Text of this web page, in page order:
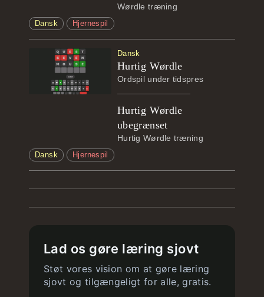
Wørdle træning
Dansk Hjernespil
Dansk
Hurtig Wørdle
Ordspil under tidspres
Hurtig Wørdle
ubegrænset
Hurtig Wørdle træning
Dansk Hjernespil
Lad os gøre læring sjovt
Støt vores vision om at gøre læring
sjovt og tilgængeligt for alle, gratis.